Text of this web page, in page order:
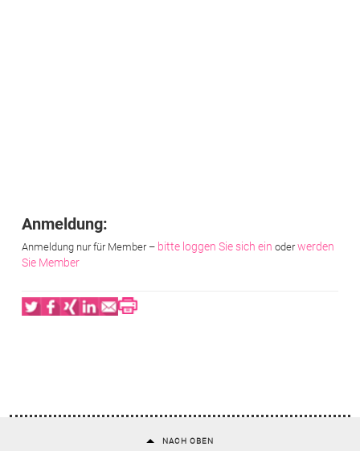
Anmeldung:
Anmeldung nur für Member – bitte loggen Sie sich ein oderwerden
Sie Member
Twitter
Facebook
XING
LinkedIn
Email
Print
NACH OBEN